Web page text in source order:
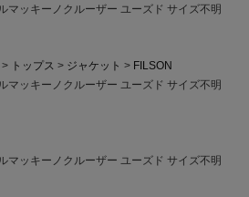
マッキーノクルーザー ユーズド サイズ不明
トップス ジャケット
FILSON
マッキーノクルーザー ユーズド サイズ不明
マッキーノクルーザー ユーズド サイズ不明